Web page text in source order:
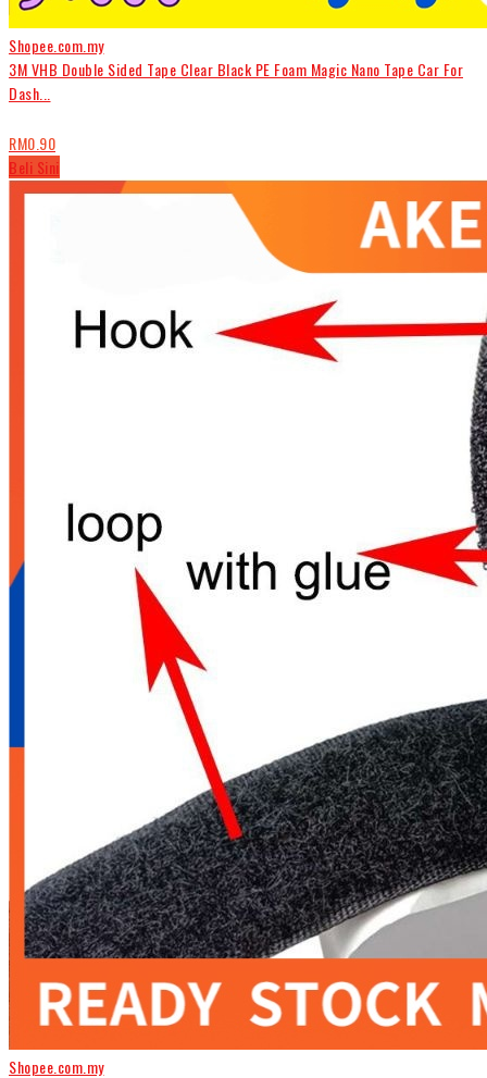
Shopee.com.my
3M VHB Double Sided Tape Clear Black PE Foam Magic Nano Tape Car For
Dash...
RM0.90
Beli Sini
Shopee.com.my